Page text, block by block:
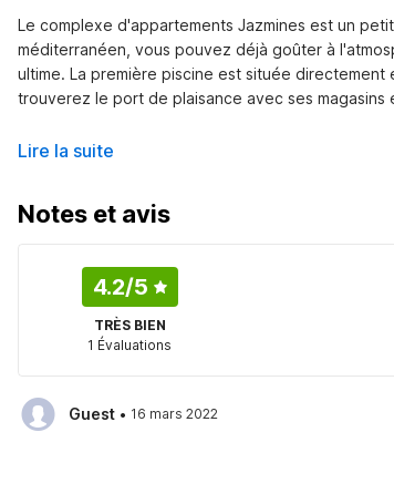
Le complexe d'appartements Jazmines est un
méditerranéen, vous pouvez déjà goûter à
ultime. La première piscine est située
trouverez le port de plaisance avec ses magasins
Lire la suite
Notes et avis
4.2/5
TRÈS BIEN
1 Évaluations
Guest · 16 mars 2022